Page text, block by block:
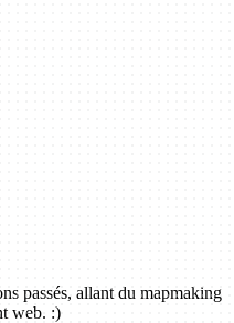
passés, allant du mapmaking
web. :)